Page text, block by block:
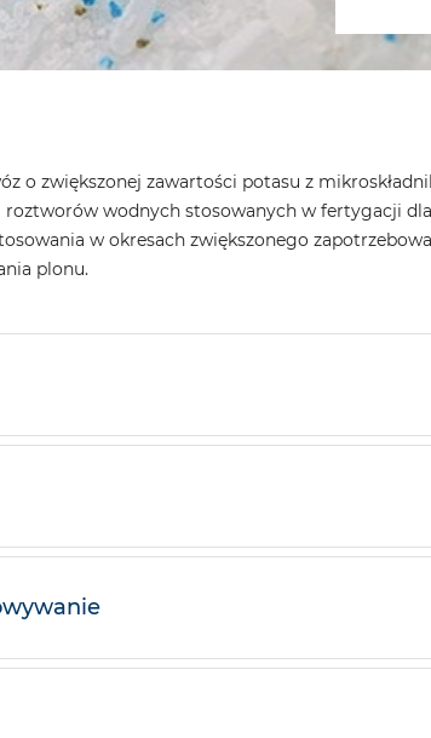
o zwiększonej zawartości potasu z
wodnych stosowanych w fertygacji
w okresach zwiększonego
plonu.